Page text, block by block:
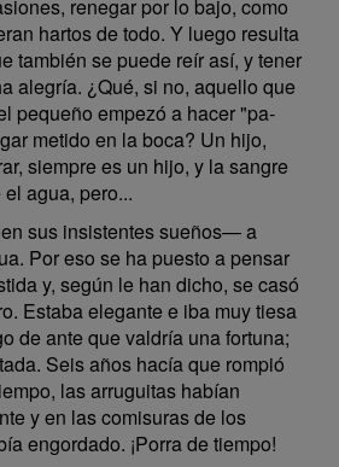
renegar por lo bajo, como
hartos de todo. Y luego resulta
también se puede reír así, y tener
alegría. ¿Qué, si no, aquello que
pequeño empezó a hacer "pa-
metido en la boca? Un hijo,
siempre es un hijo, y la sangre
agua, pero...
sus insistentes sueños— a
Por eso se ha puesto a pensar
y, según le han dicho, se casó
Estaba elegante e iba muy tiesa
de ante que valdría una fortuna;
Seis años hacía que rompió
las arruguitas habían
y en las comisuras de los
engordado. ¡Porra de tiempo!